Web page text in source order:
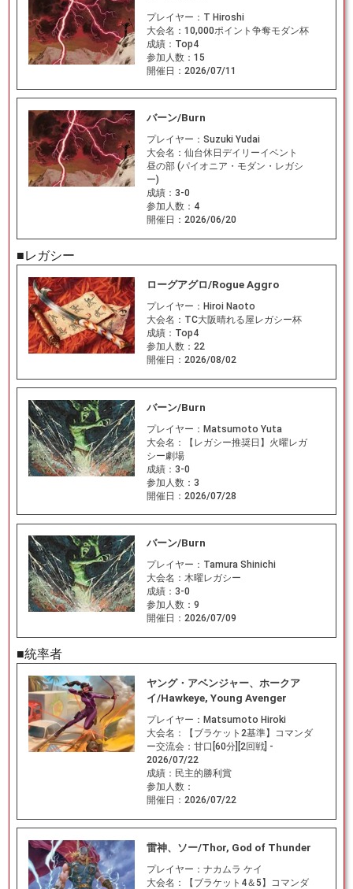
プレイヤー： T Hiroshi
大会名： 10,000ポイント争奪モダン杯
成績： Top4
参加人数： 15
開催日： 2026/07/11
バーン/Burn
プレイヤー： Suzuki Yudai
大会名： 仙台休日デイリーイベント
昼の部 (パイオニア・モダン・レガシ
ー)
成績： 3-0
参加人数： 4
開催日： 2026/06/20
■レガシー
ローグアグロ/Rogue Aggro
プレイヤー： Hiroi Naoto
大会名： TC大阪晴れる屋レガシー杯
成績： Top4
参加人数： 22
開催日： 2026/08/02
バーン/Burn
プレイヤー： Matsumoto Yuta
大会名：
【レガシー推奨日】火曜レガ
シー劇場
成績： 3-0
参加人数： 3
開催日： 2026/07/28
バーン/Burn
プレイヤー： Tamura Shinichi
大会名： 木曜レガシー
成績： 3-0
参加人数： 9
開催日： 2026/07/09
■統率者
ヤング・アベンジャー、ホークア
イ/Hawkeye, Young Avenger
プレイヤー： Matsumoto Hiroki
大会名：
【ブラケット2基準】コマンダ
ー交流会：甘口[60分][2回戦] -
2026/07/22
成績： 民主的勝利賞
参加人数：
開催日： 2026/07/22
雷神、ソー/Thor, God of Thunder
プレイヤー： ナカムラ ケイ
大会名：
【ブラケット4＆5】コマンダ